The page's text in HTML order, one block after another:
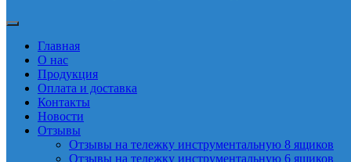
Главная
О нас
Продукция
Оплата и доставка
Контакты
Новости
Отзывы
Отзывы на тележку инструментальную 8 ящиков
Отзывы на тележку инструментальную 6 ящиков